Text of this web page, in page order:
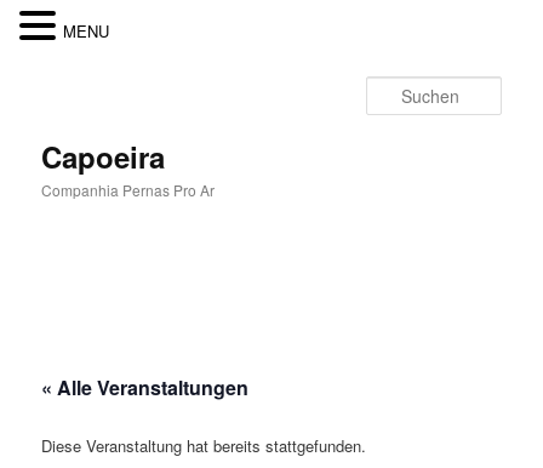
Capoeira
Companhia Pernas Pro Ar
« Alle Veranstaltungen
Diese Veranstaltung hat bereits stattgefunden.
MENU